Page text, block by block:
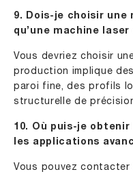
9. Dois-je choisir une
qu’une machine
Vous devriez choisir
production implique
paroi fine, des profils
structurelle de
10. Où puis-je
les applications
Vous pouvez contacter